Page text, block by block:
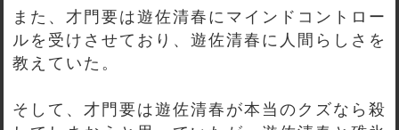
また、才門要は遊佐清春にマインドコントロー
ルを受けさせており、遊佐清春に人間らしさを
教えていた。
そして、才門要は遊佐清春が本当のクズなら殺